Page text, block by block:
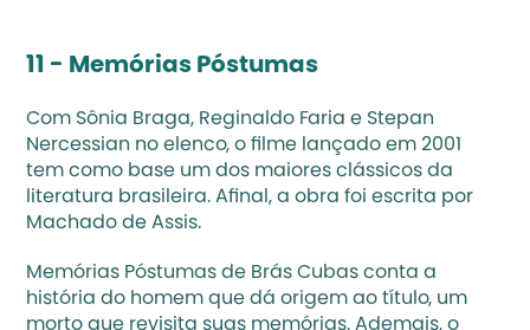
11 - Memórias Póstumas
Com Sônia Braga, Reginaldo Faria e Stepan
Nercessian no elenco, o filme lançado em 2001
tem como base um dos maiores clássicos da
literatura brasileira. Afinal, a obra foi escrita por
Machado de Assis.
Memórias Póstumas de Brás Cubas conta a
história do homem que dá origem ao título, um
morto que revisita suas memórias. Ademais, o